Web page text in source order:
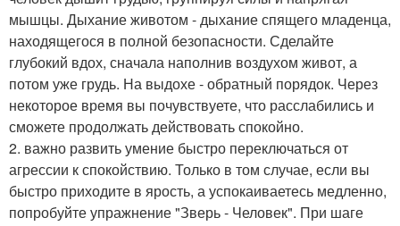
мышцы. Дыхание животом - дыхание спящего младенца,
находящегося в полной безопасности. Сделайте
глубокий вдох, сначала наполнив воздухом живот, а
потом уже грудь. На выдохе - обратный порядок. Через
некоторое время вы почувствуете, что расслабились и
сможете продолжать действовать спокойно.
2. важно развить умение быстро переключаться от
агрессии к спокойствию. Только в том случае, если вы
быстро приходите в ярость, а успокаиваетесь медленно,
попробуйте упражнение "Зверь - Человек". При шаге